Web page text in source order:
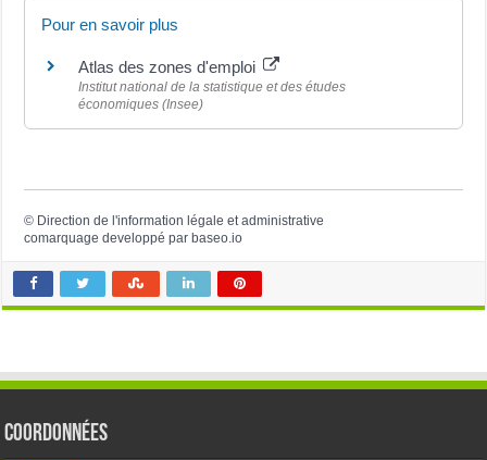
Pour en savoir plus
Atlas des zones d'emploi
Institut national de la statistique et des études
économiques (Insee)
© Direction de l'information légale et administrative
comarquage developpé par baseo.io
Coordonnées